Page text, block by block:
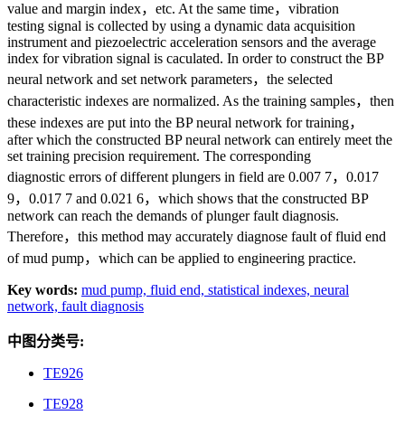
value and margin index，etc. At the same time，vibration
testing signal is collected by using a dynamic data acquisition
instrument and piezoelectric acceleration sensors and the average
index for vibration signal is caculated. In order to construct the BP
neural network and set network parameters，the selected
characteristic indexes are normalized. As the training samples，then
these indexes are put into the BP neural network for training，
after which the constructed BP neural network can entirely meet the
set training precision requirement. The corresponding
diagnostic errors of different plungers in field are 0.007 7，0.017
9，0.017 7 and 0.021 6，which shows that the constructed BP
network can reach the demands of plunger fault diagnosis.
Therefore，this method may accurately diagnose fault of fluid end
of mud pump，which can be applied to engineering practice.
Key words: mud pump, fluid end, statistical indexes, neural
network, fault diagnosis
中图分类号:
TE926
TE928